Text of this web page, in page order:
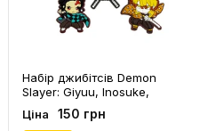
Набір джибітсів Demon
Slayer: Giyuu, Inosuke,
Nezuko, Tanjiro and Zenitsu,
(6421)
Ціна 150 грн